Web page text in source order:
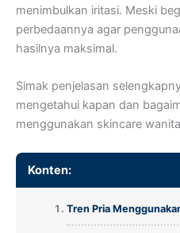
menimbulkan iritasi. Meski
perbedaannya agar
hasilnya maksimal.
Simak penjelasan
mengetahui kapan dan
menggunakan skincare
Konten:
Tren Pria